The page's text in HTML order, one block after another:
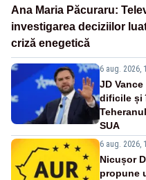
Ana Maria Păcuraru:
investigarea deciziilor
criză enegetică
6 aug. 2026,
JD
dificile și
SUA
6 aug. 2026,
Nicușor
propune